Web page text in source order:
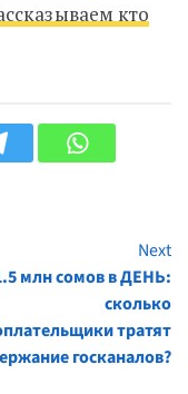
кто
Next
млн сомов в ДЕНЬ:
сколько
тратят
госканалов?